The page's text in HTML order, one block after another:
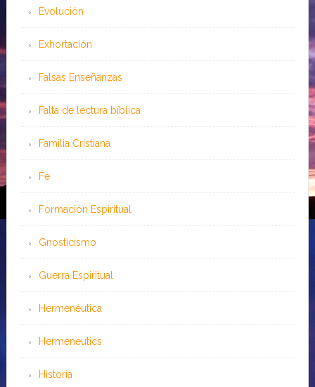
Evolución
Exhortación
Falsas Enseñanzas
Falta de lectura bíblica
Familia Cristiana
Fe
Formación Espiritual
Gnosticismo
Guerra Espiritual
Hermenéutica
Hermeneutics
Historia